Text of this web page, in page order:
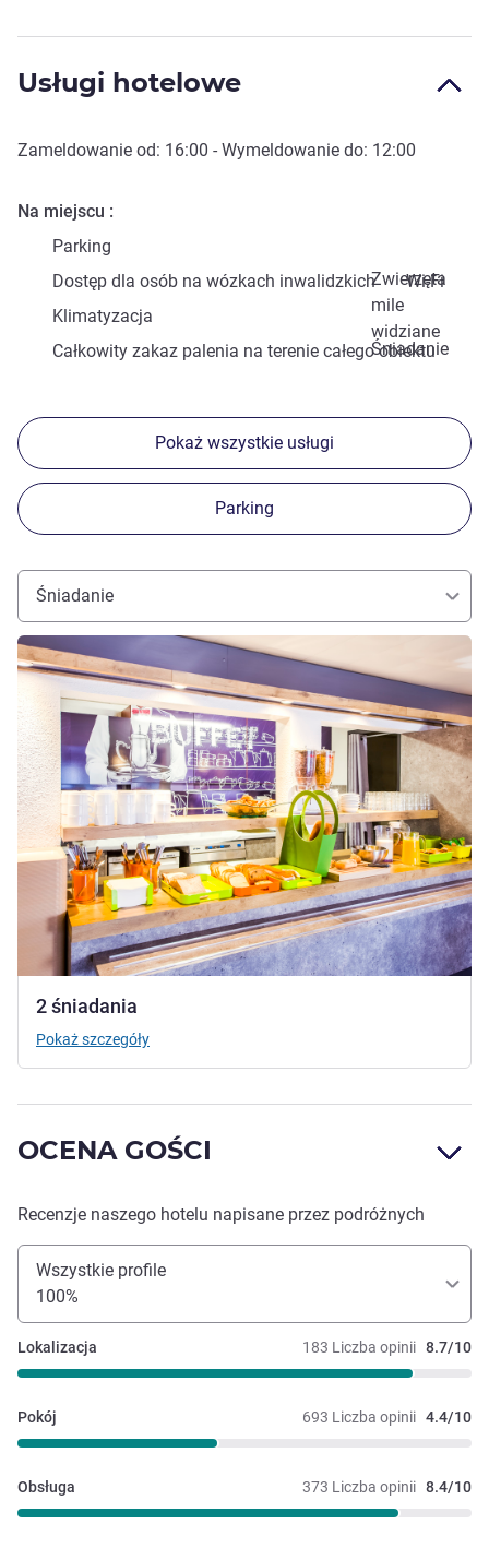
Usługi hotelowe
Zameldowanie od: 16:00 - Wymeldowanie do: 12:00
Na miejscu
Parking
Zwierzęta
mile
widziane
Dostęp dla osób na wózkach inwalidzkich
Wi-Fi
Klimatyzacja
Śniadanie
Całkowity zakaz palenia na terenie całego obiektu
Pokaż wszystkie usługi
Parking
Śniadanie
2 śniadania
Pokaż szczegóły
Pokaż szczegóły
OCENA GOŚCI
Recenzje naszego hotelu napisane przez podróżnych
Wszystkie profile
100%
183 Liczba opinii 8.7/10
Lokalizacja
693 Liczba opinii 4.4/10
Pokój
373 Liczba opinii 8.4/10
Obsługa